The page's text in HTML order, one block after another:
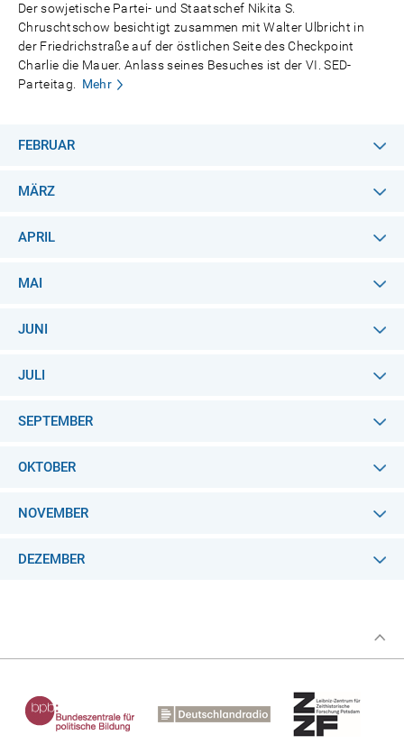
Der sowjetische Partei- und Staatschef Nikita S.
Chruschtschow besichtigt zusammen mit Walter Ulbricht in
der Friedrichstraße auf der östlichen Seite des Checkpoint
Charlie die Mauer. Anlass seines Besuches ist der VI. SED-
Parteitag.
Mehr
FEBRUAR
MÄRZ
APRIL
MAI
JUNI
JULI
SEPTEMBER
OKTOBER
NOVEMBER
DEZEMBER